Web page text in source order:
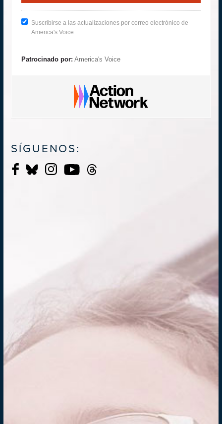
Suscribirse a las actualizaciones por correo electrónico de
America's Voice
Patrocinado por: America's Voice
SÍGUENOS: